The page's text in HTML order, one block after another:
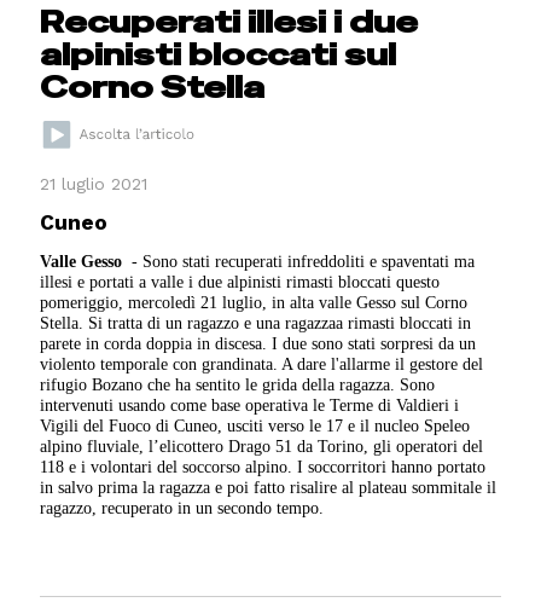
Recuperati illesi i due
alpinisti bloccati sul
Corno Stella
21 luglio 2021
Cuneo
Valle Gesso - Sono stati recuperati infreddoliti e spaventati ma
illesi e portati a valle i due alpinisti rimasti bloccati questo
pomeriggio, mercoledì 21 luglio, in alta valle Gesso sul Corno
Stella. Si tratta di un ragazzo e una ragazzaa rimasti bloccati in
parete in corda doppia in discesa. I due sono stati sorpresi da un
violento temporale con grandinata. A dare l'allarme il gestore del
rifugio Bozano che ha sentito le grida della ragazza. Sono
intervenuti usando come base operativa le Terme di Valdieri i
Vigili del Fuoco di Cuneo, usciti verso le 17 e il nucleo Speleo
alpino fluviale, l’elicottero Drago 51 da Torino, gli operatori del
118 e i volontari del soccorso alpino. I soccorritori hanno portato
in salvo prima la ragazza e poi fatto risalire al plateau sommitale il
ragazzo, recuperato in un secondo tempo.